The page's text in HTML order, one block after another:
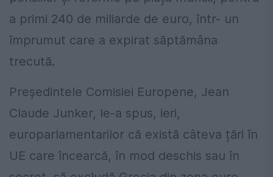
a primi 240 de miliarde de euro, într- un
împrumut care a expirat săptămâna
trecută.
Președintele Comisiei Europene, Jean
Claude Junker, le-a spus, ieri,
europarlamentarilor că există câteva țări în
UE care încearcă, în mod deschis sau în